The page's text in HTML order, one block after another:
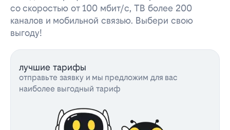
со скоростью от 100 мбит/с, ТВ более 200
каналов и мобильной связью. Выбери свою
выгоду!
лучшие тарифы
отправьте заявку и мы предложим для вас
наиболее выгодный тариф